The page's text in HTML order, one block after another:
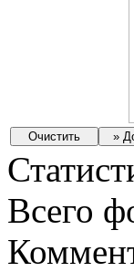
Всего